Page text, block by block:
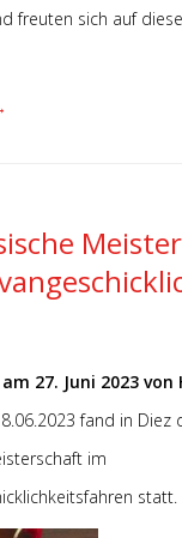
freuten sich auf
27. Juni 2023 von
fand in Diez
im
statt.